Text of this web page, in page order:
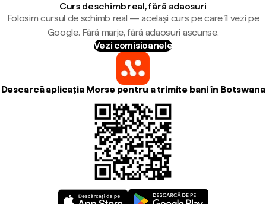
Curs de schimb real, fără adaosuri
Folosim cursul de schimb real — același curs pe care îl vezi pe
Google. Fără marje, fără adaosuri ascunse.
Vezi comisioanele
Descarcă aplicația Morse pentru a trimite bani în Botswana